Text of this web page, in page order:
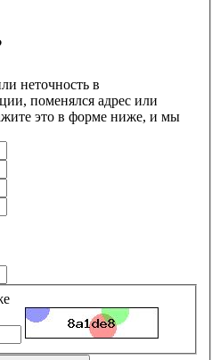
неточность в
поменялся адрес или
это в форме ниже, и мы